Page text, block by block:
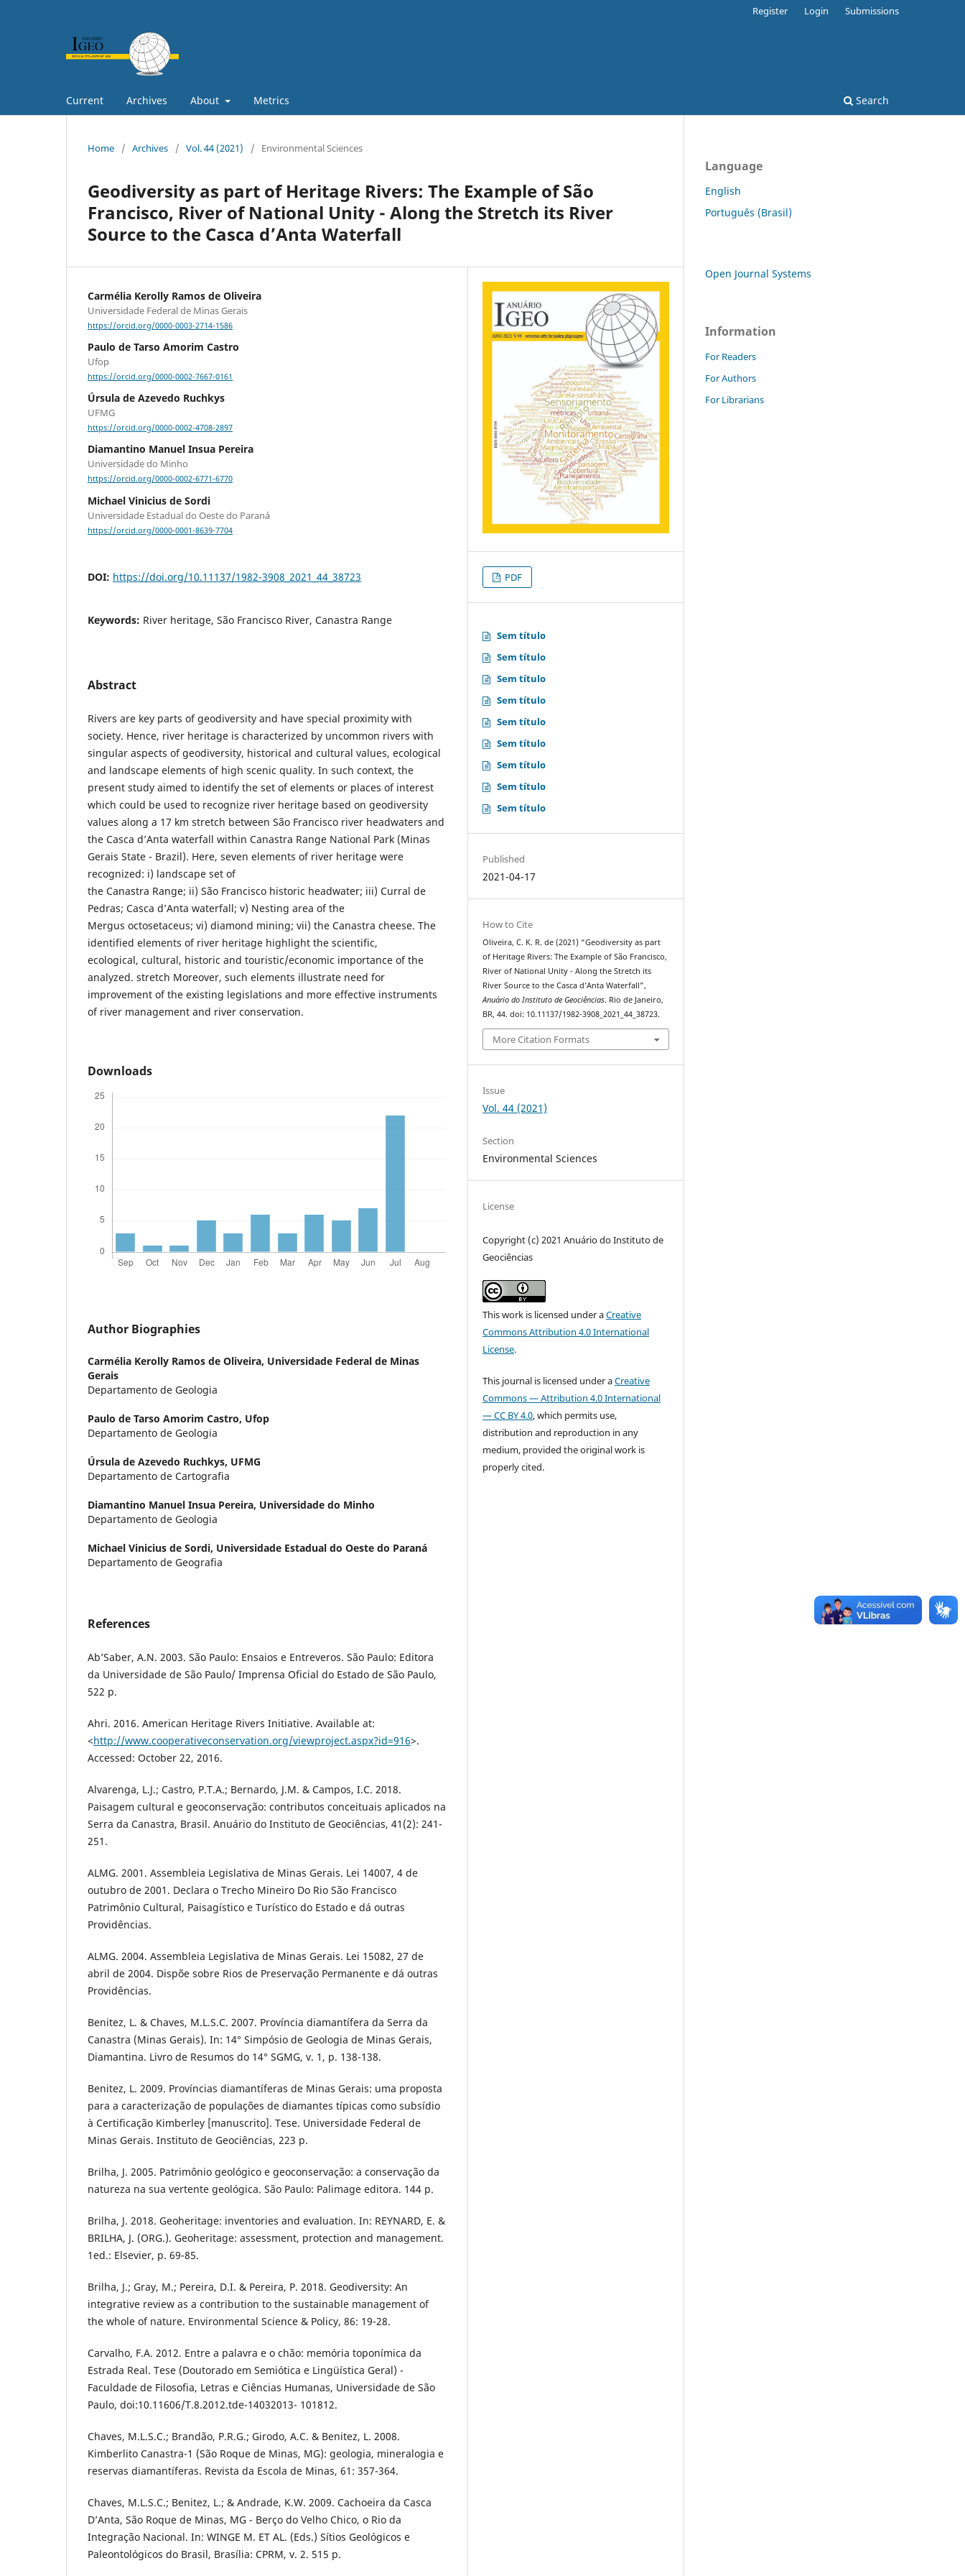
Current Archives About Metrics Search
Register Login Submissions
Home / Archives / Vol. 44 (2021) / Environmental Sciences
Geodiversity as part of Heritage Rivers: The Example of São
Francisco, River of National Unity - Along the Stretch its River
Source to the Casca d’Anta Waterfall
Carmélia Kerolly Ramos de Oliveira
Universidade Federal de Minas Gerais
https://orcid.org/0000-0003-2714-1586
Paulo de Tarso Amorim Castro
Ufop
https://orcid.org/0000-0002-7667-0161
Úrsula de Azevedo Ruchkys
UFMG
https://orcid.org/0000-0002-4708-2897
Diamantino Manuel Insua Pereira
Universidade do Minho
https://orcid.org/0000-0002-6771-6770
Michael Vinicius de Sordi
Universidade Estadual do Oeste do Paraná
https://orcid.org/0000-0001-8639-7704
DOI: https://doi.org/10.11137/1982-3908_2021_44_38723
Keywords: River heritage, São Francisco River, Canastra Range
Abstract
Rivers are key parts of geodiversity and have special proximity with
society. Hence, river heritage is characterized by uncommon rivers with
singular aspects of geodiversity, historical and cultural values, ecological
and landscape elements of high scenic quality. In such context, the
present study aimed to identify the set of elements or places of interest
which could be used to recognize river heritage based on geodiversity
values along a 17 km stretch between São Francisco river headwaters and
the Casca d’Anta waterfall within Canastra Range National Park (Minas
Gerais State - Brazil). Here, seven elements of river heritage were
recognized: i) landscape set of
the Canastra Range; ii) São Francisco historic headwater; iii) Curral de
Pedras; Casca d’Anta waterfall; v) Nesting area of the
Mergus octosetaceus; vi) diamond mining; vii) the Canastra cheese. The
identified elements of river heritage highlight the scientific,
ecological, cultural, historic and touristic/economic importance of the
analyzed. stretch Moreover, such elements illustrate need for
improvement of the existing legislations and more effective instruments
of river management and river conservation.
Downloads
Author Biographies
Carmélia Kerolly Ramos de Oliveira, Universidade Federal de Minas
Gerais
Departamento de Geologia
Paulo de Tarso Amorim Castro, Ufop
Departamento de Geologia
Úrsula de Azevedo Ruchkys, UFMG
Departamento de Cartografia
Diamantino Manuel Insua Pereira, Universidade do Minho
Departamento de Geologia
Michael Vinicius de Sordi, Universidade Estadual do Oeste do Paraná
Departamento de Geografia
References
Ab’Saber, A.N. 2003. São Paulo: Ensaios e Entreveros. São Paulo: Editora
da Universidade de São Paulo/ Imprensa Oficial do Estado de São Paulo,
522 p.
Ahri. 2016. American Heritage Rivers Initiative. Available at:
<http://www.cooperativeconservation.org/viewproject.aspx?id=916>.
Accessed: October 22, 2016.
Alvarenga, L.J.; Castro, P.T.A.; Bernardo, J.M. & Campos, I.C. 2018.
Paisagem cultural e geoconservação: contributos conceituais aplicados na
Serra da Canastra, Brasil. Anuário do Instituto de Geociências, 41(2): 241-
251.
ALMG. 2001. Assembleia Legislativa de Minas Gerais. Lei 14007, 4 de
outubro de 2001. Declara o Trecho Mineiro Do Rio São Francisco
Patrimônio Cultural, Paisagístico e Turístico do Estado e dá outras
Providências.
ALMG. 2004. Assembleia Legislativa de Minas Gerais. Lei 15082, 27 de
abril de 2004. Dispõe sobre Rios de Preservação Permanente e dá outras
Providências.
Benitez, L. & Chaves, M.L.S.C. 2007. Província diamantífera da Serra da
Canastra (Minas Gerais). In: 14° Simpósio de Geologia de Minas Gerais,
Diamantina. Livro de Resumos do 14° SGMG, v. 1, p. 138-138.
Benitez, L. 2009. Províncias diamantíferas de Minas Gerais: uma proposta
para a caracterização de populações de diamantes típicas como subsídio
à Certificação Kimberley [manuscrito]. Tese. Universidade Federal de
Minas Gerais. Instituto de Geociências, 223 p.
Brilha, J. 2005. Patrimônio geológico e geoconservação: a conservação da
natureza na sua vertente geológica. São Paulo: Palimage editora. 144 p.
Brilha, J. 2018. Geoheritage: inventories and evaluation. In: REYNARD, E. &
BRILHA, J. (ORG.). Geoheritage: assessment, protection and management.
1ed.: Elsevier, p. 69-85.
Brilha, J.; Gray, M.; Pereira, D.I. & Pereira, P. 2018. Geodiversity: An
integrative review as a contribution to the sustainable management of
the whole of nature. Environmental Science & Policy, 86: 19-28.
Carvalho, F.A. 2012. Entre a palavra e o chão: memória toponímica da
Estrada Real. Tese (Doutorado em Semiótica e Lingüística Geral) -
Faculdade de Filosofia, Letras e Ciências Humanas, Universidade de São
Paulo, doi:10.11606/T.8.2012.tde-14032013- 101812.
Chaves, M.L.S.C.; Brandão, P.R.G.; Girodo, A.C. & Benitez, L. 2008.
Kimberlito Canastra-1 (São Roque de Minas, MG): geologia, mineralogia e
reservas diamantíferas. Revista da Escola de Minas, 61: 357-364.
Chaves, M.L.S.C.; Benitez, L.; & Andrade, K.W. 2009. Cachoeira da Casca
D’Anta, São Roque de Minas, MG - Berço do Velho Chico, o Rio da
Integração Nacional. In: WINGE M. ET AL. (Eds.) Sítios Geológicos e
Paleontológicos do Brasil, Brasília: CPRM, v. 2. 515 p.
PDF
Sem título
Sem título
Sem título
Sem título
Sem título
Sem título
Sem título
Sem título
Sem título
Published
2021-04-17
How to Cite
Oliveira, C. K. R. de (2021) “Geodiversity as part
of Heritage Rivers: The Example of São Francisco,
River of National Unity - Along the Stretch its
River Source to the Casca d’Anta Waterfall”,
Anuário do Instituto de Geociências. Rio de Janeiro,
BR, 44. doi: 10.11137/1982-3908_2021_44_38723.
More Citation Formats
Issue
Vol. 44 (2021)
Section
Environmental Sciences
License
Copyright (c) 2021 Anuário do Instituto de
Geociências
This work is licensed under aCreative
Commons Attribution 4.0 International
License.
This journal is licensed under aCreative
Commons — Attribution 4.0 International
— CC BY 4.0, which permits use,
distribution and reproduction in any
medium, provided the original work is
properly cited.
Language
English
Português (Brasil)
Open Journal Systems
Information
For Readers
For Authors
For Librarians